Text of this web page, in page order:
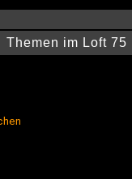
Themen im Loft 75